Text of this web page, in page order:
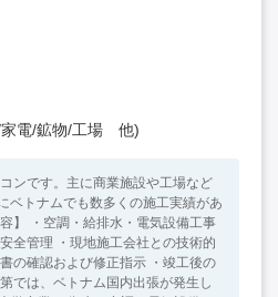
家電/鉱物/工場 他)
ンです。主に商業施設や工場など
ベトナムでも数多くの施工実績があ
全管理 ・現地施工会社との技術的
の確認および修正指示 ・竣工後の
では、ベトナム国内出張が発生し